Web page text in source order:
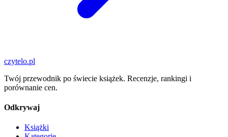
czytelo.pl
Twój przewodnik po świecie książek. Recenzje, rankingi i
porównanie cen.
Odkrywaj
Książki